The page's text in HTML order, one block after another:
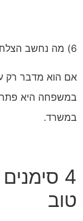
6) מה נחשב הצלחה בתיק כזה?
אם הוא מדבר רק
במשפחה היא
במשרד.
4
טוב